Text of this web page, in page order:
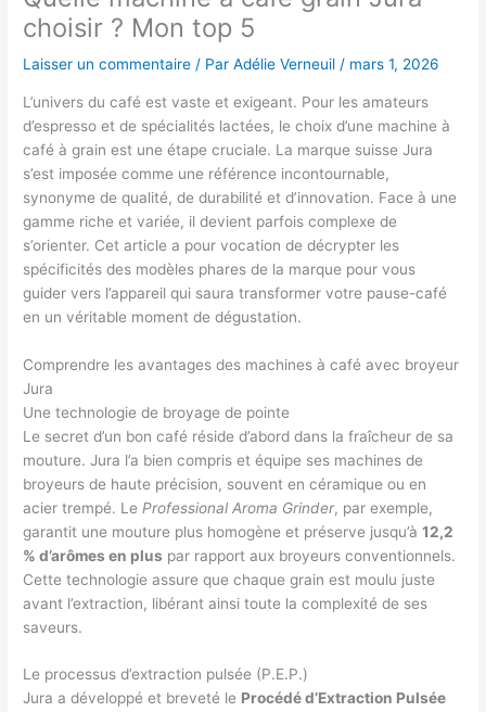
choisir ? Mon top 5
Laisser un commentaire / ParAdélie Verneuil / mars 1, 2026
L’univers du café est vaste et exigeant. Pour les amateurs
d’espresso et de spécialités lactées, le choix d’une machine à
café à grain est une étape cruciale. La marque suisse Jura
s’est imposée comme une référence incontournable,
synonyme de qualité, de durabilité et d’innovation. Face à une
gamme riche et variée, il devient parfois complexe de
s’orienter. Cet article a pour vocation de décrypter les
spécificités des modèles phares de la marque pour vous
guider vers l’appareil qui saura transformer votre pause-café
en un véritable moment de dégustation.
Comprendre les avantages des machines à café avec broyeur
Jura
Une technologie de broyage de pointe
Le secret d’un bon café réside d’abord dans la fraîcheur de sa
mouture. Jura l’a bien compris et équipe ses machines de
broyeurs de haute précision, souvent en céramique ou en
acier trempé. Le Professional Aroma Grinder, par exemple,
garantit une mouture plus homogène et préserve jusqu’à12,2
% d’arômes en plus par rapport aux broyeurs conventionnels.
Cette technologie assure que chaque grain est moulu juste
avant l’extraction, libérant ainsi toute la complexité de ses
saveurs.
Le processus d’extraction pulsée (P.E.P.)
Jura a développé et breveté le Procédé d’Extraction Pulsée